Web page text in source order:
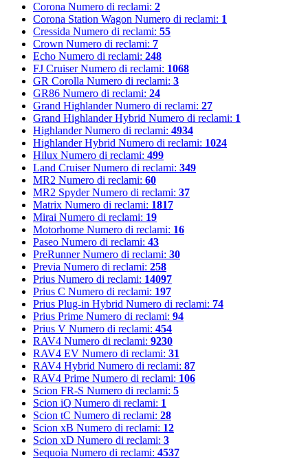
Corona Numero di reclami: 2
Corona Station Wagon Numero di reclami: 1
Cressida Numero di reclami: 55
Crown Numero di reclami: 7
Echo Numero di reclami: 248
FJ Cruiser Numero di reclami: 1068
GR Corolla Numero di reclami: 3
GR86 Numero di reclami: 24
Grand Highlander Numero di reclami: 27
Grand Highlander Hybrid Numero di reclami: 1
Highlander Numero di reclami: 4934
Highlander Hybrid Numero di reclami: 1024
Hilux Numero di reclami: 499
Land Cruiser Numero di reclami: 349
MR2 Numero di reclami: 60
MR2 Spyder Numero di reclami: 37
Matrix Numero di reclami: 1817
Mirai Numero di reclami: 19
Motorhome Numero di reclami: 16
Paseo Numero di reclami: 43
PreRunner Numero di reclami: 30
Previa Numero di reclami: 258
Prius Numero di reclami: 14097
Prius C Numero di reclami: 197
Prius Plug-in Hybrid Numero di reclami: 74
Prius Prime Numero di reclami: 94
Prius V Numero di reclami: 454
RAV4 Numero di reclami: 9230
RAV4 EV Numero di reclami: 31
RAV4 Hybrid Numero di reclami: 87
RAV4 Prime Numero di reclami: 106
Scion FR-S Numero di reclami: 5
Scion iQ Numero di reclami: 1
Scion tC Numero di reclami: 28
Scion xB Numero di reclami: 12
Scion xD Numero di reclami: 3
Sequoia Numero di reclami: 4537